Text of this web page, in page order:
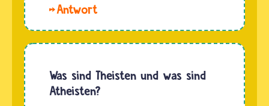
Viele
und
Christen
Was sind Theisten und was sind
Atheisten?